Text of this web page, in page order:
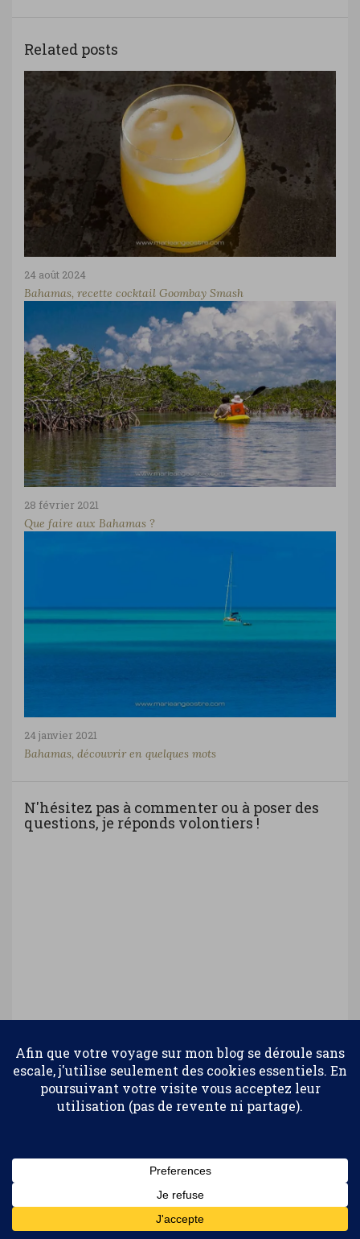
Related posts
24 août 2024
Bahamas, recette cocktail Goombay Smash
28 février 2021
Que faire aux Bahamas ?
24 janvier 2021
Bahamas, découvrir en quelques mots
N'hésitez pas à commenter ou à poser des
questions, je réponds volontiers !
Ce site utilise Akismet pour réduire les
En savoir plus sur la façon dont les
Confidentialité et cookies : ce site utilise des cookies. En continuant à
Pour en savoir plus, notamment sur la façon de contrôler les
Politique relative aux cookies